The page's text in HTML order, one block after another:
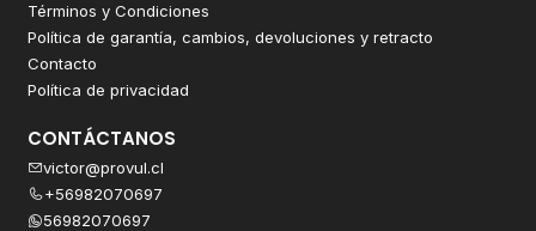
Términos y Condiciones
Política de garantía, cambios, devoluciones y retracto
Contacto
Política de privacidad
CONTÁCTANOS
victor@provul.cl
+56982070697
56982070697